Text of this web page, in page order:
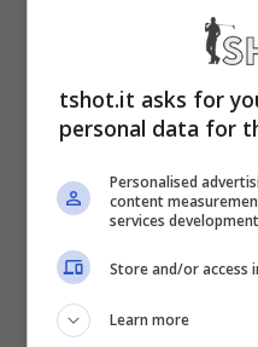
campo, che sarà
BMW Italian Open
12 giugno).
conThomas Bjorn ,
Filigheddu e Luca
Garridocon
Pillera e Vittorio
tshot.it asks for
personal data for
Personalised
content
services development
Store and/or access
Learn more